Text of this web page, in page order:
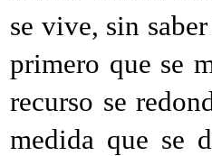
se vive, sin
primero que se
recurso se
medida que se